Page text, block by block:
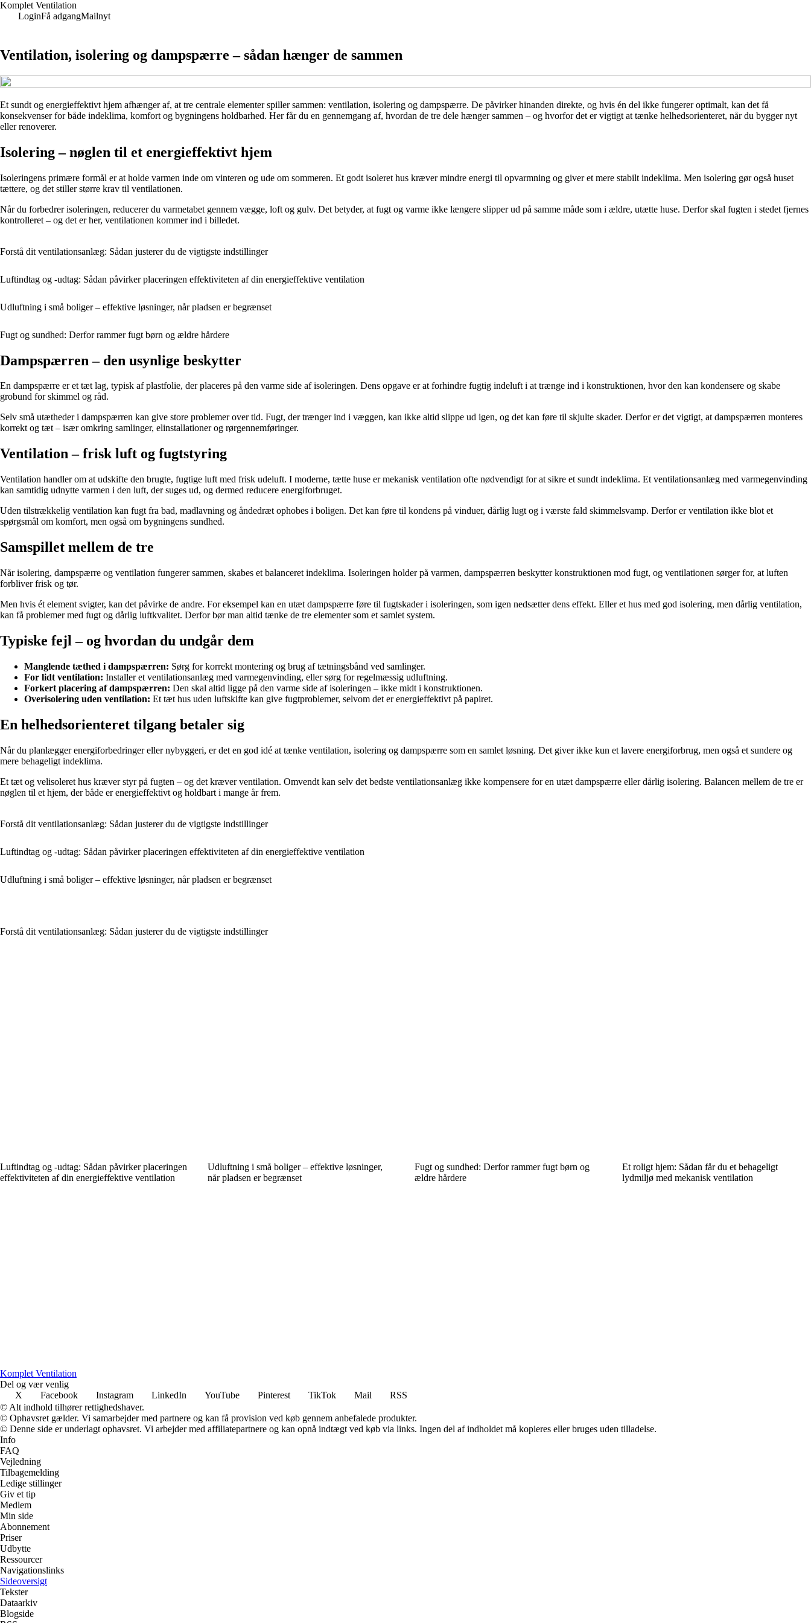
Komplet Ventilation
LoginFå adgangMailnyt
Ventilation, isolering og dampspærre – sådan hænger de sammen
Et sundt og energieffektivt hjem afhænger af, at tre centrale elementer spiller sammen: ventilation, isolering og dampspærre. De påvirker hinanden direkte, og hvis én del ikke fungerer optimalt, kan det få
konsekvenser for både indeklima, komfort og bygningens holdbarhed. Her får du en gennemgang af, hvordan de tre dele hænger sammen – og hvorfor det er vigtigt at tænke helhedsorienteret, når du bygger nyt
eller renoverer.
Isolering – nøglen til et energieffektivt hjem
Isoleringens primære formål er at holde varmen inde om vinteren og ude om sommeren. Et godt isoleret hus kræver mindre energi til opvarmning og giver et mere stabilt indeklima. Men isolering gør også huset
tættere, og det stiller større krav til ventilationen.
Når du forbedrer isoleringen, reducerer du varmetabet gennem vægge, loft og gulv. Det betyder, at fugt og varme ikke længere slipper ud på samme måde som i ældre, utætte huse. Derfor skal fugten i stedet fjernes
kontrolleret – og det er her, ventilationen kommer ind i billedet.
Forstå dit ventilationsanlæg: Sådan justerer du de vigtigste indstillinger
Luftindtag og -udtag: Sådan påvirker placeringen effektiviteten af din energieffektive ventilation
Udluftning i små boliger – effektive løsninger, når pladsen er begrænset
Fugt og sundhed: Derfor rammer fugt børn og ældre hårdere
Dampspærren – den usynlige beskytter
En dampspærre er et tæt lag, typisk af plastfolie, der placeres på den varme side af isoleringen. Dens opgave er at forhindre fugtig indeluft i at trænge ind i konstruktionen, hvor den kan kondensere og skabe
grobund for skimmel og råd.
Selv små utætheder i dampspærren kan give store problemer over tid. Fugt, der trænger ind i væggen, kan ikke altid slippe ud igen, og det kan føre til skjulte skader. Derfor er det vigtigt, at dampspærren monteres
korrekt og tæt – især omkring samlinger, elinstallationer og rørgennemføringer.
Ventilation – frisk luft og fugtstyring
Ventilation handler om at udskifte den brugte, fugtige luft med frisk udeluft. I moderne, tætte huse er mekanisk ventilation ofte nødvendigt for at sikre et sundt indeklima. Et ventilationsanlæg med varmegenvinding
kan samtidig udnytte varmen i den luft, der suges ud, og dermed reducere energiforbruget.
Uden tilstrækkelig ventilation kan fugt fra bad, madlavning og åndedræt ophobes i boligen. Det kan føre til kondens på vinduer, dårlig lugt og i værste fald skimmelsvamp. Derfor er ventilation ikke blot et
spørgsmål om komfort, men også om bygningens sundhed.
Samspillet mellem de tre
Når isolering, dampspærre og ventilation fungerer sammen, skabes et balanceret indeklima. Isoleringen holder på varmen, dampspærren beskytter konstruktionen mod fugt, og ventilationen sørger for, at luften
forbliver frisk og tør.
Men hvis ét element svigter, kan det påvirke de andre. For eksempel kan en utæt dampspærre føre til fugtskader i isoleringen, som igen nedsætter dens effekt. Eller et hus med god isolering, men dårlig ventilation,
kan få problemer med fugt og dårlig luftkvalitet. Derfor bør man altid tænke de tre elementer som et samlet system.
Typiske fejl – og hvordan du undgår dem
Manglende tæthed i dampspærren: Sørg for korrekt montering og brug af tætningsbånd ved samlinger.
For lidt ventilation: Installer et ventilationsanlæg med varmegenvinding, eller sørg for regelmæssig udluftning.
Forkert placering af dampspærren: Den skal altid ligge på den varme side af isoleringen – ikke midt i konstruktionen.
Overisolering uden ventilation: Et tæt hus uden luftskifte kan give fugtproblemer, selvom det er energieffektivt på papiret.
En helhedsorienteret tilgang betaler sig
Når du planlægger energiforbedringer eller nybyggeri, er det en god idé at tænke ventilation, isolering og dampspærre som en samlet løsning. Det giver ikke kun et lavere energiforbrug, men også et sundere og
mere behageligt indeklima.
Et tæt og velisoleret hus kræver styr på fugten – og det kræver ventilation. Omvendt kan selv det bedste ventilationsanlæg ikke kompensere for en utæt dampspærre eller dårlig isolering. Balancen mellem de tre er
nøglen til et hjem, der både er energieffektivt og holdbart i mange år frem.
Forstå dit ventilationsanlæg: Sådan justerer du de vigtigste indstillinger
Luftindtag og -udtag: Sådan påvirker placeringen effektiviteten af din energieffektive ventilation
Udluftning i små boliger – effektive løsninger, når pladsen er begrænset
Forstå dit ventilationsanlæg: Sådan justerer du de vigtigste indstillinger
Luftindtag og -udtag: Sådan påvirker placeringen
effektiviteten af din energieffektive ventilation
Udluftning i små boliger – effektive løsninger,
når pladsen er begrænset
Fugt og sundhed: Derfor rammer fugt børn og
ældre hårdere
Et roligt hjem: Sådan får du et behageligt
lydmiljø med mekanisk ventilation
Komplet Ventilation
Del og vær venlig
X
Facebook Instagram LinkedIn YouTube Pinterest TikTok Mail
RSS
© Alt indhold tilhører rettighedshaver.
© Ophavsret gælder. Vi samarbejder med partnere og kan få provision ved køb gennem anbefalede produkter.
© Denne side er underlagt ophavsret. Vi arbejder med affiliatepartnere og kan opnå indtægt ved køb via links. Ingen del af indholdet må kopieres eller bruges uden tilladelse.
Info
FAQ
Vejledning
Tilbagemelding
Ledige stillinger
Giv et tip
Medlem
Min side
Abonnement
Priser
Udbytte
Ressourcer
Navigationslinks
Sideoversigt
Tekster
Dataarkiv
Blogside